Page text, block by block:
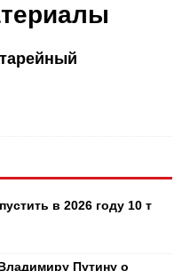
в 2026 году 10 т
Путину о